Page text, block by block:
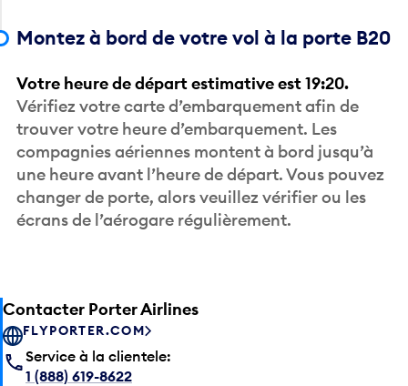
Montez à bord de votre vol à la porte B20
Votre heure de départ estimative est 19:20.
Vérifiez votre carte d’embarquement afin de
trouver votre heure d’embarquement. Les
compagnies aériennes montent à bord jusqu’à
une heure avant l’heure de départ. Vous pouvez
changer de porte, alors veuillez vérifier ou les
écrans de l’aérogare régulièrement.
Contacter Porter Airlines
FLYPORTER.COM
Service à la clientele:
1 (888) 619-8622